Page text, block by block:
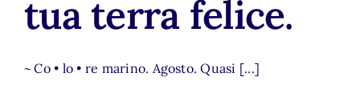
tua terra felice.
~ Co • lo • re marino. Agosto. Quasi [...]